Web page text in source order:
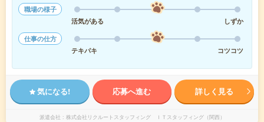
職場の様子
活気がある
しずか
仕事の仕方
テキパキ
コツコツ
気になる! 応募へ進む 詳しく見る
派遣会社 株式会社リクルートスタッフィング ＩＴスタッフィング（関西）